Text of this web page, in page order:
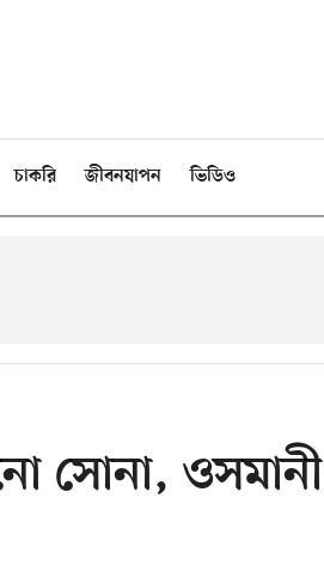
চাকরি জীবনযাপন ভিডিও
সোনা, ওসমানী